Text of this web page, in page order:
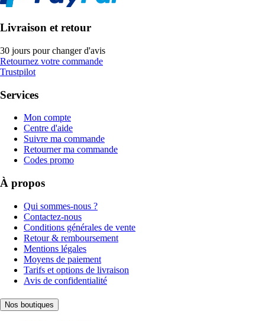
Livraison et retour
30 jours pour changer d'avis
Retournez votre commande
Trustpilot
Services
Mon compte
Centre d'aide
Suivre ma commande
Retourner ma commande
Codes promo
À propos
Qui sommes-nous ?
Contactez-nous
Conditions générales de vente
Retour & remboursement
Mentions légales
Moyens de paiement
Tarifs et options de livraison
Avis de confidentialité
Nos boutiques